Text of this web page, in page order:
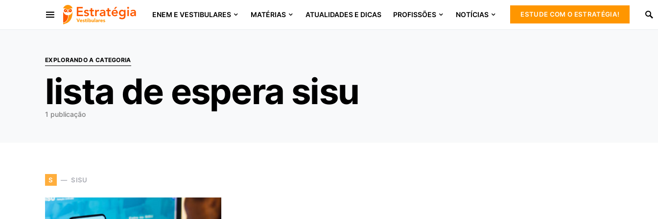
ENEM E VESTIBULARES MATÉRIAS ATUALIDADES E DICAS PROFISSÕES NOTÍCIAS ESTUDE COM O ESTRATÉGIA!
Procurar:
EXPLORANDO A CATEGORIA
lista de espera sisu
1 publicação
S SISU